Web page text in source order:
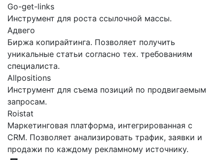
Go-get-links
Инструмент для роста ссылочной массы.
Адвего
Биржа копирайтинга. Позволяет получить
уникальные статьи согласно тех. требованиям
специалиста.
Allpositions
Инструмент для съема позиций по продвигаемым
запросам.
Roistat
Маркетинговая платформа, интегрированная с
CRM. Позволяет анализировать трафик, заявки и
продажи по каждому рекламному источнику.